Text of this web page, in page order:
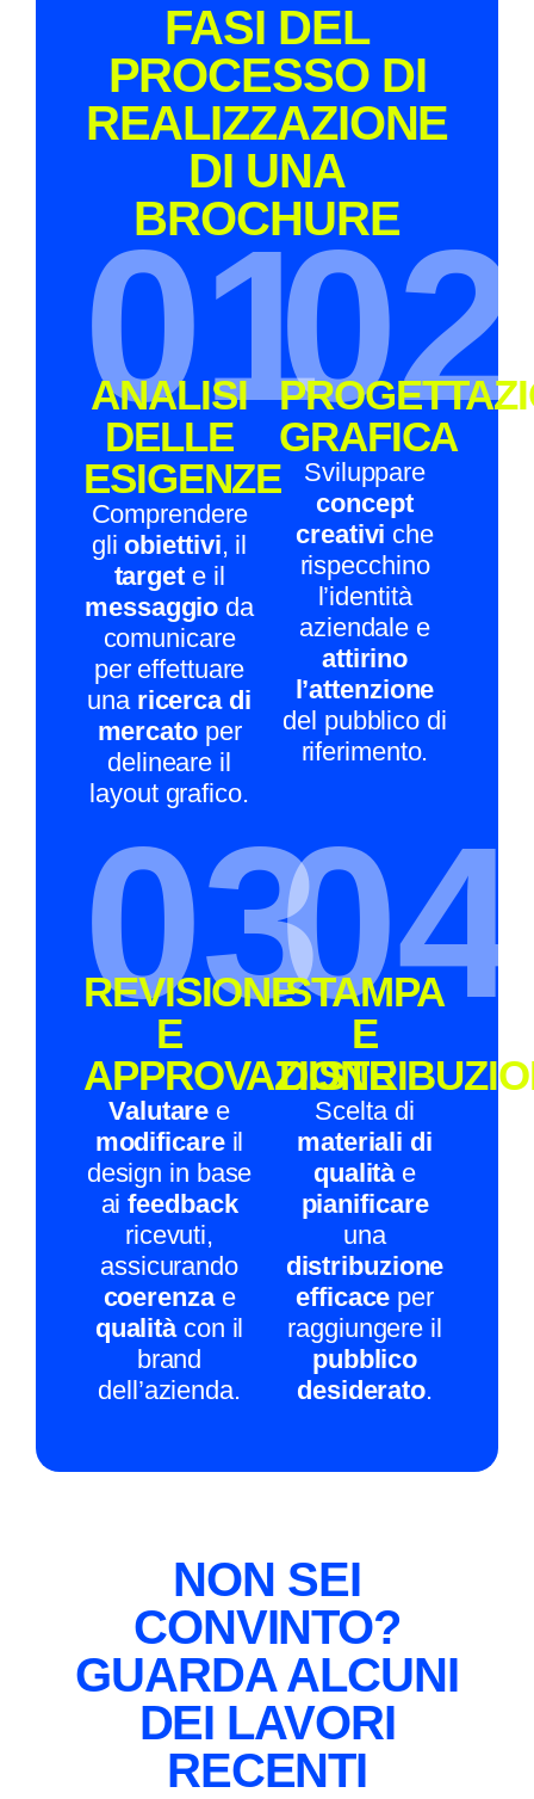
FASI DEL
PROCESSO DI
REALIZZAZIONE
DI UNA
BROCHURE
01
ANALISI
DELLE
ESIGENZE
Comprendere
gliobiettivi, il
targete il
messaggio da
comunicare
per effettuare
una ricerca di
mercatoper
delineare il
layout grafico.
02
GRAFICA
Sviluppare
concept
creativi che
rispecchino
l’identità
aziendale e
attirino
l’attenzione
del pubblico di
riferimento.
03
REVISIONE
E
APPROVAZIONE
Valutare e
modificareil
design in base
aifeedback
ricevuti,
assicurando
coerenzae
qualitàcon il
brand
dell’azienda.
04
STAMPA
E
Scelta di
materiali di
qualitàe
pianificare
una
distribuzione
efficace per
raggiungere il
pubblico
desiderato.
NON SEI
CONVINTO?
GUARDA ALCUNI
DEI LAVORI
RECENTI